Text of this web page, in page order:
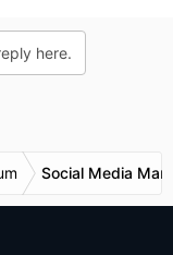
here.
Social Media